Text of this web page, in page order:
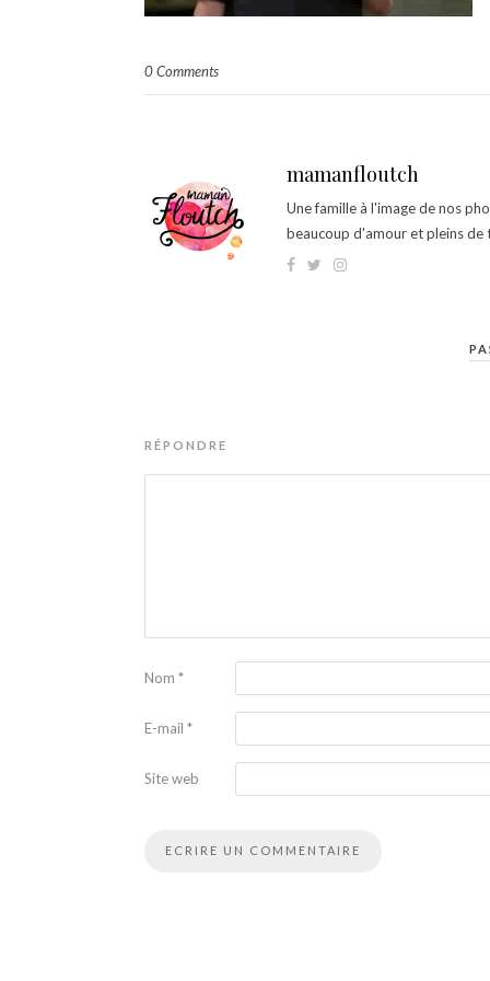
0 Comments
mamanfloutch
Une famille à l'image de nos
beaucoup d'amour et pleins de
RÉPONDRE
Nom *
E-mail *
Site web